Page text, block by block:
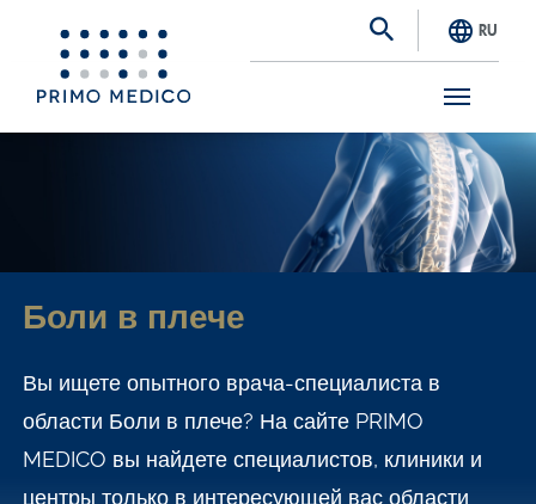
S
RU
Боли в плече
Вы ищете опытного врача-специалиста в
области Боли в плече? На сайте PRIMO
MEDICO вы найдете специалистов, клиники и
центры только в интересующей вас области